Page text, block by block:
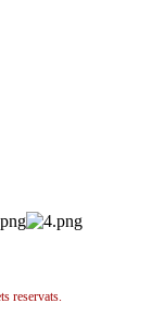
reservats.